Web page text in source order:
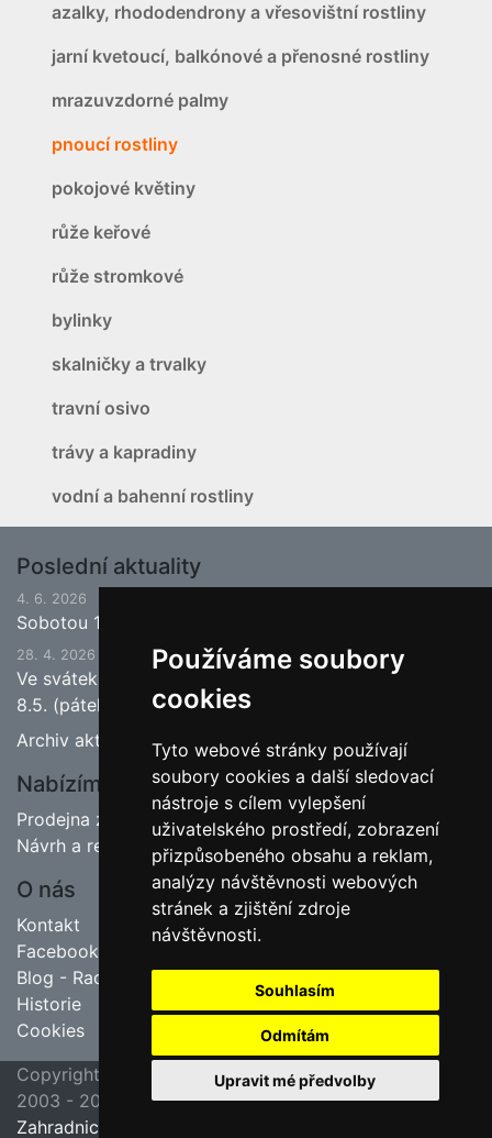
Používáme soubory
cookies
Tyto webové stránky používají
soubory cookies a další sledovací
nástroje s cílem vylepšení
uživatelského prostředí, zobrazení
přizpůsobeného obsahu a reklam,
analýzy návštěvnosti webových
stránek a zjištění zdroje
návštěvnosti.
Souhlasím
Odmítám
Upravit mé předvolby
azalky, rhododendrony a vřesovištní rostliny
jarní kvetoucí, balkónové a přenosné rostliny
mrazuvzdorné palmy
pnoucí rostliny
pokojové květiny
růže keřové
růže stromkové
bylinky
skalničky a trvalky
travní osivo
trávy a kapradiny
vodní a bahenní rostliny
Poslední aktuality
4. 6. 2026
Sobotou 13.6.2026 bude ukončena jarní sezona.
28. 4. 2026
Ve svátek 1.5. (pátek) bude naše prodejna zavřena a
8.5. (pátek) bude otevřeno.
Archiv aktualit
Nabízíme
Prodejna zahradnictví
Návrh a realizace zahrad
O nás
Kontakt
Facebook
Blog - Rady pro zahrádkáře
Historie
Cookies
poslední aktualizace 23. 7. 2026 09:45
Jipas - tvorba internetových stránek
Copyright ©
2003 - 2026
Zahradnictví Hruška, Velim u Kolína